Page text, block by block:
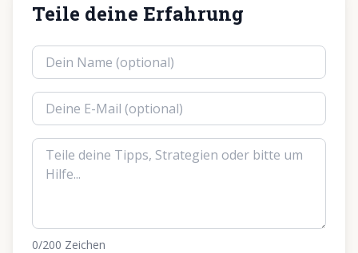
Teile deine Erfahrung
0/200 Zeichen